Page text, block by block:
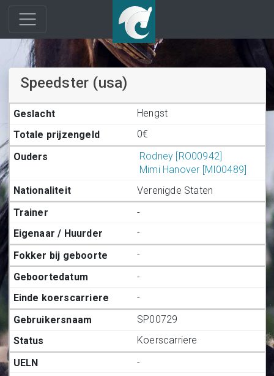
Speedster (usa)
Hengst
0€
Rodney [RO00942]
Mimi Hanover [MI00489]
Verenigde Staten
-
-
-
-
-
SP00729
Koerscarriere
-